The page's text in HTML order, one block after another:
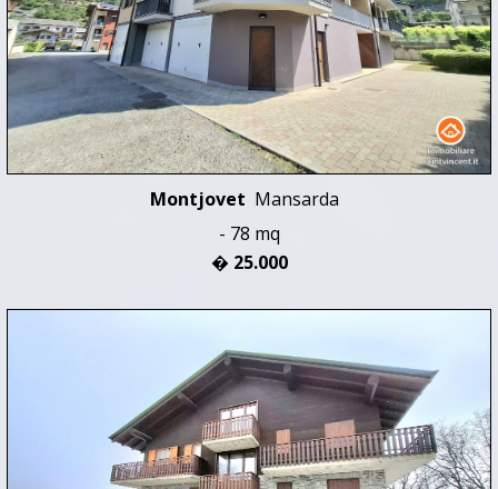
Montjovet Mansarda
- 78 mq
� 25.000